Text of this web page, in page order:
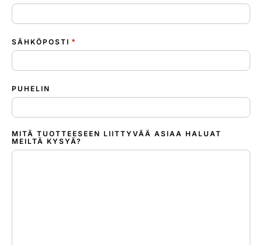
SÄHKÖPOSTI *
PUHELIN
MITÄ TUOTTEESEEN LIITTYVÄÄ ASIAA HALUAT
MEILTÄ KYSYÄ?